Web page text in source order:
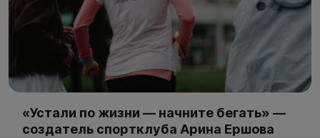
«Устали по жизни — начните бегать» —
создатель спортклуба Арина Ершова